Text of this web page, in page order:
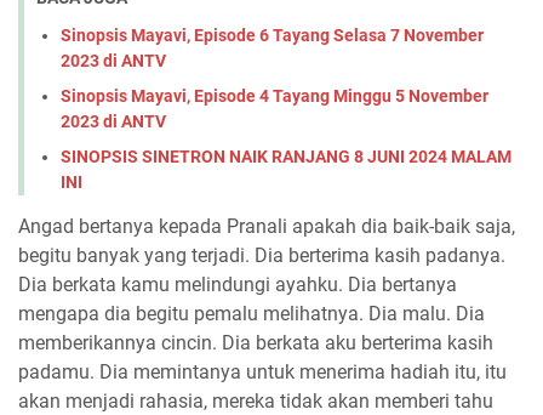
Sinopsis Mayavi, Episode 6 Tayang Selasa 7 November
2023 di ANTV
Sinopsis Mayavi, Episode 4 Tayang Minggu 5 November
2023 di ANTV
SINOPSIS SINETRON NAIK RANJANG 8 JUNI 2024 MALAM
INI
Angad bertanya kepada Pranali apakah dia baik-baik saja,
begitu banyak yang terjadi. Dia berterima kasih padanya.
Dia berkata kamu melindungi ayahku. Dia bertanya
mengapa dia begitu pemalu melihatnya. Dia malu. Dia
memberikannya cincin. Dia berkata aku berterima kasih
padamu. Dia memintanya untuk menerima hadiah itu, itu
akan menjadi rahasia, mereka tidak akan memberi tahu